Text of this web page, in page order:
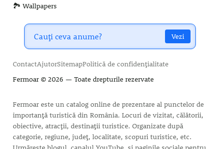
🏞️ Wallpapers
Vezi
ContactAjutorSitemapPolitică de confidențialitate
Fermoar© 2026 — Toate drepturile rezervate
Fermoar este un catalog online de prezentare al punctelor de
importanță turistică din România. Locuri de vizitat, călătorii,
obiective, atracții, destinații turistice. Organizate după
categorie, regiune, județ, localitate, scopuri turistice, etc.